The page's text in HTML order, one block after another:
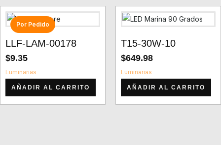
Por Pedido
LLF-LAM-00178
$9.35
Luminarias
AÑADIR AL CARRITO
T15-30W-10
$649.98
Luminarias
AÑADIR AL CARRITO